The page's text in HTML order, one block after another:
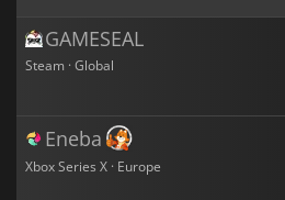
GAMESEAL
Steam · Global
Eneba
Xbox Series X · Europe